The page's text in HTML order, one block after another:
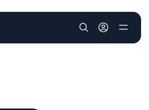
User account